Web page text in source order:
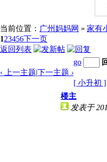
当前位置： 广州妈妈网 » 家有
123456下一页
返回列表
‹ 上一主题|下一主题 ›
go
[ 小升初 ]
楼主
发表于